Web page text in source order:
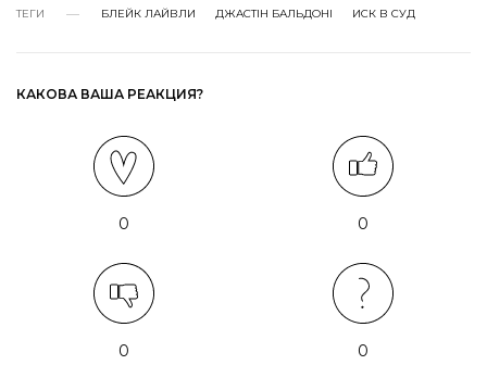
ТЕГИ БЛЕЙК ЛАЙВЛИ ДЖАСТІН БАЛЬДОНІ ИСК В СУД
КАКОВА ВАША РЕАКЦИЯ?
0 0
0 0